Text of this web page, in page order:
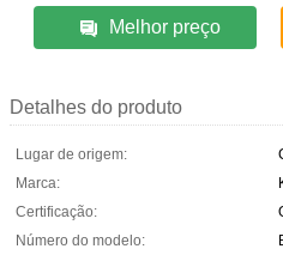
Melhor preço
Detalhes do produto
Lugar de origem:
Marca:
Certificação:
Número do modelo: